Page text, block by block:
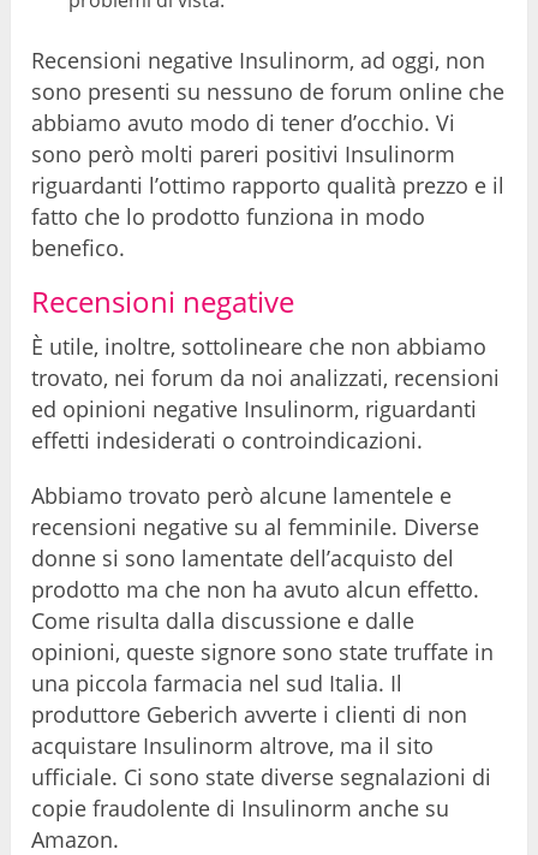
Recensioni negative Insulinorm, ad oggi, non
sono presenti su nessuno de forum online che
abbiamo avuto modo di tener d’occhio. Vi
sono però molti pareri positivi Insulinorm
riguardanti l’ottimo rapporto qualità prezzo e il
fatto che lo prodotto funziona in modo
benefico.
Recensioni negative
È utile, inoltre, sottolineare che non abbiamo
trovato, nei forum da noi analizzati, recensioni
ed opinioni negative Insulinorm, riguardanti
effetti indesiderati o controindicazioni.
Abbiamo trovato però alcune lamentele e
recensioni negative su al femminile. Diverse
donne si sono lamentate dell’acquisto del
prodotto ma che non ha avuto alcun effetto.
Come risulta dalla discussione e dalle
opinioni, queste signore sono state truffate in
una piccola farmacia nel sud Italia. Il
produttore Geberich avverte i clienti di non
acquistare Insulinorm altrove, ma il sito
ufficiale. Ci sono state diverse segnalazioni di
copie fraudolente di Insulinorm anche su
Amazon.